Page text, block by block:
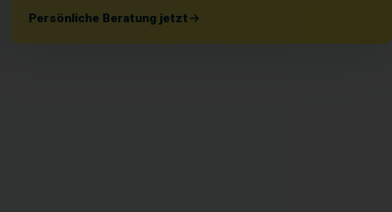
Persönliche Beratung jetzt